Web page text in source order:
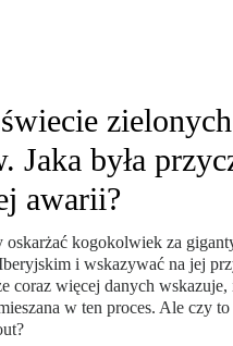
zielonych
Jaka była
awarii?
oskarżać kogokolwiek za
i wskazywać na jej
coraz więcej danych wskazuje,
w ten proces. Ale czy to